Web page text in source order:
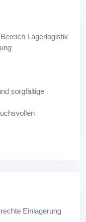
Lagerlogistik
sorgfältige
Einlagerung